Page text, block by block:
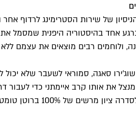
של שירות הסטרימינג לרדוף
שוג'ירו סאגה, סמוראי לשעבר שלא
את אותו קרב איימתני כדי
מצאו את היוקרה של יפן העתיקה.